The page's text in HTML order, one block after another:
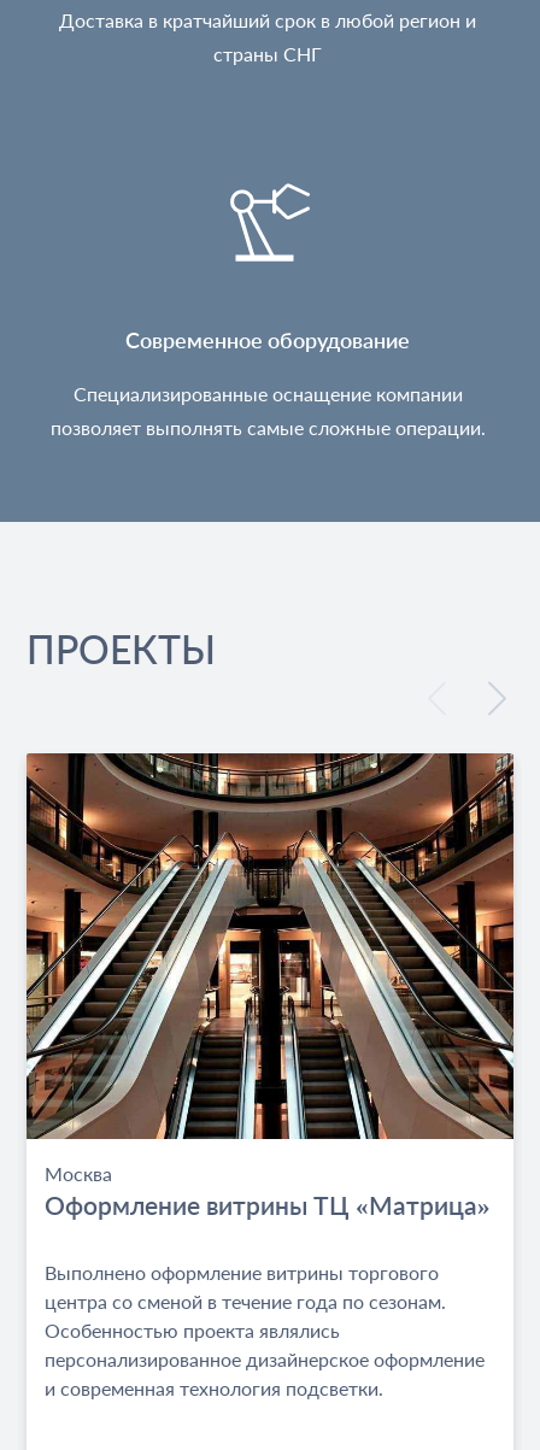
Доставка в кратчайший срок в любой регион и
страны СНГ
Современное оборудование
Специализированные оснащение компании
позволяет выполнять самые сложные операции.
ПРОЕКТЫ
Москва
Оформление витрины ТЦ «Матрица»
Выполнено оформление витрины торгового
центра со сменой в течение года по сезонам.
Особенностью проекта являлись
персонализированное дизайнерское оформление
и современная технология подсветки.